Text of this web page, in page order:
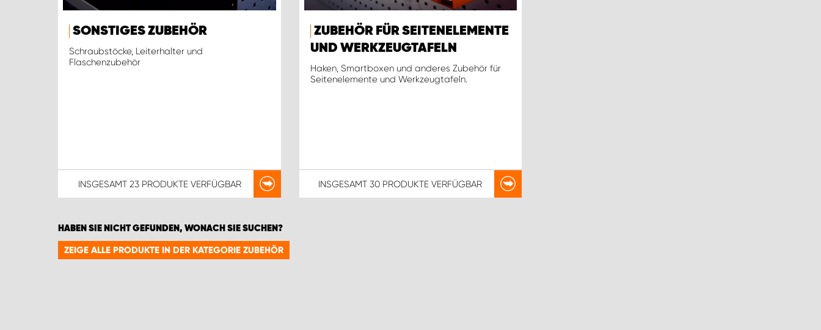
SONSTIGES ZUBEHÖR
Schraubstöcke, Leiterhalter und
Flaschenzubehör
INSGESAMT 23 PRODUKTEVERFÜGBAR
ZUBEHÖR FÜR SEITENELEMENTE
UND WERKZEUGTAFELN
Haken, Smartboxen und anderes Zubehör für
Seitenelemente und Werkzeugtafeln.
INSGESAMT30 PRODUKTE VERFÜGBAR
HABEN SIE NICHT GEFUNDEN, WONACH SIE SUCHEN?
ZEIGE ALLE PRODUKTE IN DER KATEGORIE ZUBEHÖR